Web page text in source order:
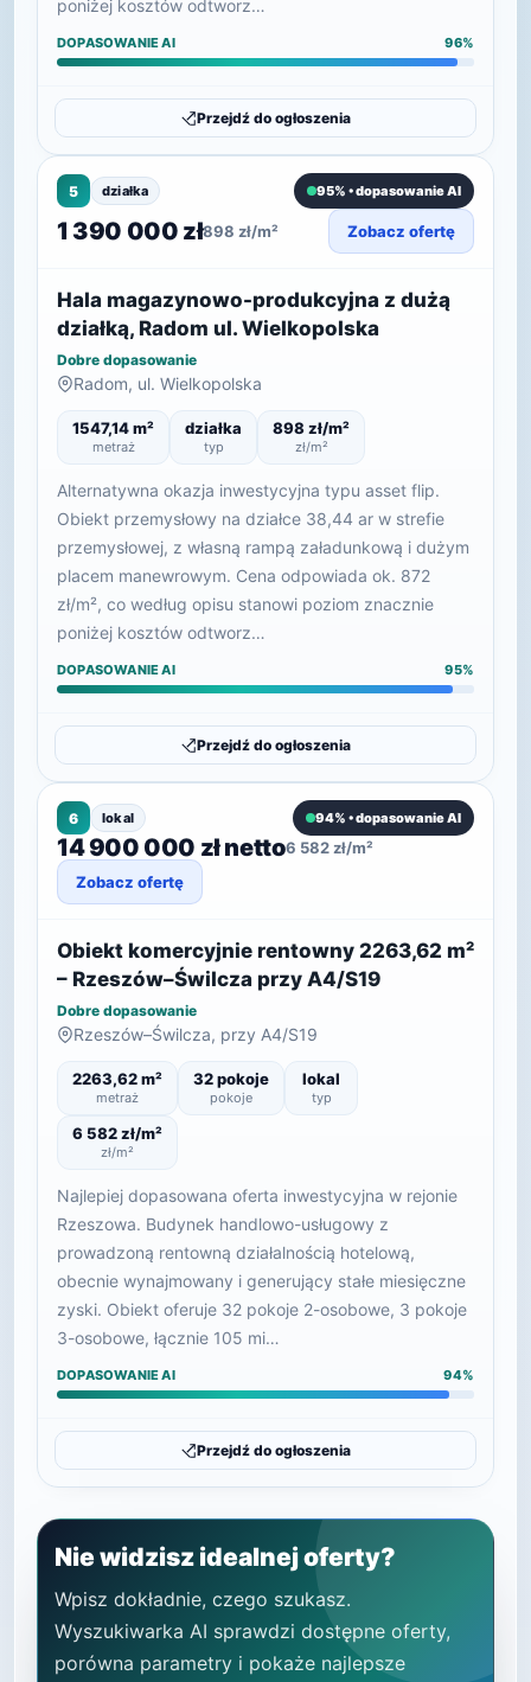
poniżej kosztów odtworz…
DOPASOWANIE AI 96%
Przejdź do ogłoszenia
5 działka 95% • dopasowanie AI
1 390 000 zł898 zł/m² Zobacz ofertę
Hala magazynowo-produkcyjna z dużą
działką, Radom ul. Wielkopolska
Dobre dopasowanie
Radom, ul. Wielkopolska
1547,14 m²
metraż
działka
typ
898 zł/m²
zł/m²
Alternatywna okazja inwestycyjna typu asset flip.
Obiekt przemysłowy na działce 38,44 ar w strefie
przemysłowej, z własną rampą załadunkową i dużym
placem manewrowym. Cena odpowiada ok. 872
zł/m², co według opisu stanowi poziom znacznie
poniżej kosztów odtworz…
DOPASOWANIE AI 95%
Przejdź do ogłoszenia
6 lokal 94% • dopasowanie AI
14 900 000 zł netto6 582 zł/m²
Zobacz ofertę
Obiekt komercyjnie rentowny 2263,62 m²
– Rzeszów–Świlcza przy A4/S19
Dobre dopasowanie
Rzeszów–Świlcza, przy A4/S19
2263,62 m²
metraż
32 pokoje
pokoje
lokal
typ
6 582 zł/m²
zł/m²
Najlepiej dopasowana oferta inwestycyjna w rejonie
Rzeszowa. Budynek handlowo-usługowy z
prowadzoną rentowną działalnością hotelową,
obecnie wynajmowany i generujący stałe miesięczne
zyski. Obiekt oferuje 32 pokoje 2-osobowe, 3 pokoje
3-osobowe, łącznie 105 mi…
DOPASOWANIE AI 94%
Przejdź do ogłoszenia
Nie widzisz idealnej oferty?
Wpisz dokładnie, czego szukasz.
Wyszukiwarka AI sprawdzi dostępne oferty,
porówna parametry i pokaże najlepsze